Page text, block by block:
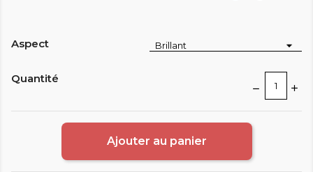
Aspect
Quantité
Ajouter au panier